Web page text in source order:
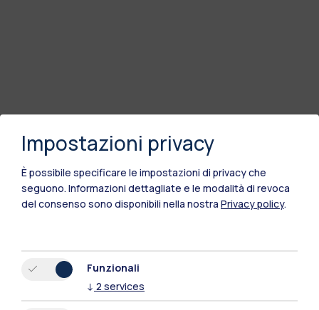
Impostazioni privacy
È possibile specificare le impostazioni di privacy che
seguono. Informazioni dettagliate e le modalità di revoca
del consenso sono disponibili nella nostra Privacy policy.
Funzionali
↓ 2 services